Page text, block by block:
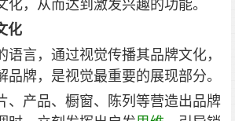
化，从而达到激发兴趣的功能。
化
语言，通过视觉传播其品牌文化，
品牌，是视觉最重要的展现部分。
、产品、橱窗、陈列等营造出品牌